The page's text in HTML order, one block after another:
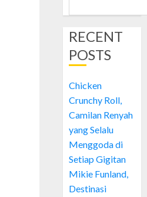
RECENT
POSTS
Chicken
Crunchy Roll,
Camilan Renyah
yang Selalu
Menggoda di
Setiap Gigitan
Mikie Funland,
Destinasi